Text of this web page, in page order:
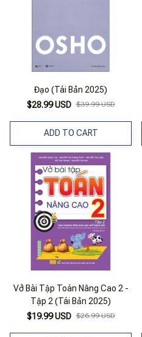
Đạo (Tái Bản 2025)
$28.99 USD $39.99 USD
ADD TO CART
Vở Bài Tập Toán Nâng Cao 2 -
Tập 2 (Tái Bản 2025)
$19.99 USD $26.99 USD